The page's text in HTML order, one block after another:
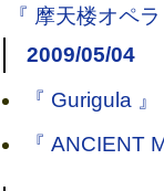
『 摩天楼オペ
2009/05/04
『 Gurigula
『 ANCIENT